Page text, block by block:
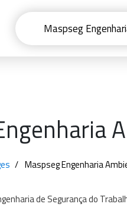
Maspseg Engenharia
de Segurançado